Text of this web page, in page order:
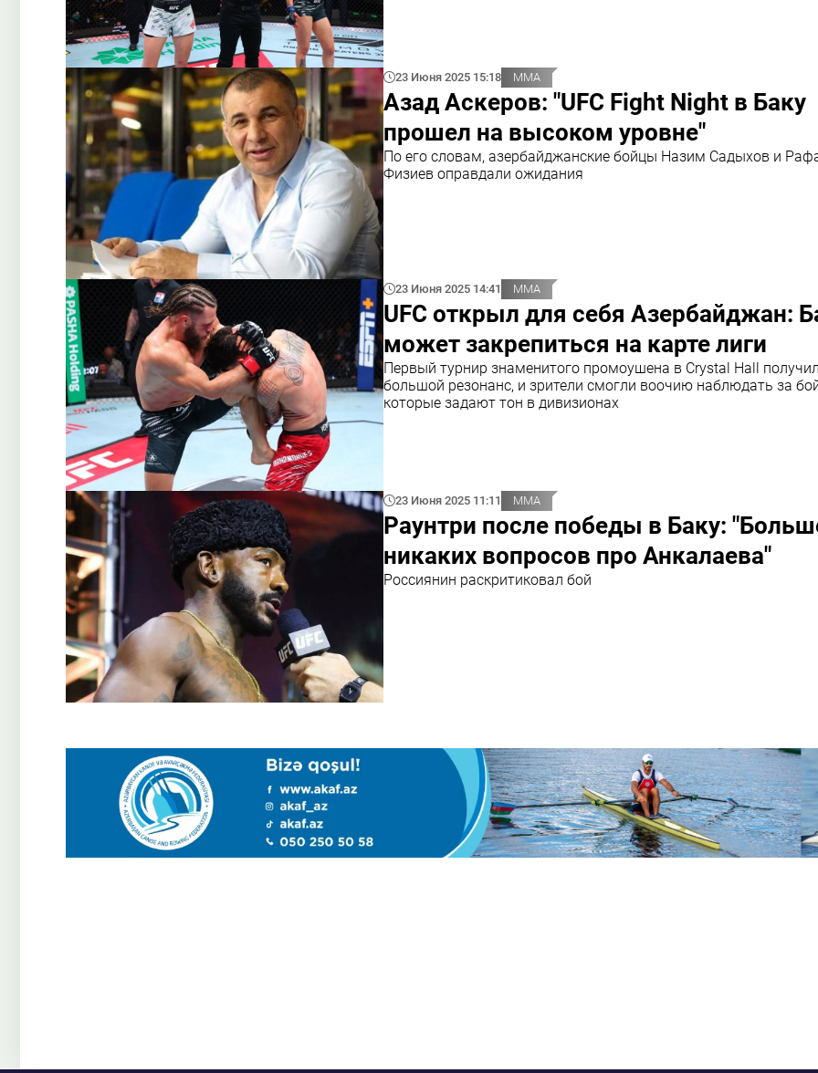
23 Июня 2025 15:18 ММА
Азад Аскеров: "UFC Fight Night в Баку
прошел на высоком уровне"
По его словам, азербайджанские бойцы Назим Садыхов и
Физиев оправдали ожидания
23 Июня 2025 14:41 ММА
UFC открыл для себя Азербайджан:
может закрепиться на карте лиги
Первый турнир знаменитого промоушена в Crystal Hall
большой резонанс, и зрители смогли воочию наблюдать за
которые задают тон в дивизионах
23 Июня 2025 11:11 ММА
Раунтри после победы в Баку:
никаких вопросов про Анкалаева"
Россиянин раскритиковал бой